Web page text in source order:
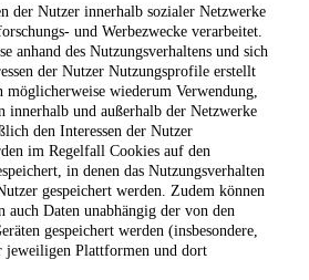
der Nutzer innerhalb sozialer Netzwerke
und Werbezwecke verarbeitet.
anhand des Nutzungsverhaltens und sich
der Nutzer Nutzungsprofile erstellt
wiederum Verwendung,
innerhalb und außerhalb der Netzwerke
den Interessen der Nutzer
im Regelfall Cookies auf den
in denen das Nutzungsverhalten
gespeichert werden. Zudem können
Daten unabhängig der von den
gespeichert werden (insbesondere,
jeweiligen Plattformen und dort